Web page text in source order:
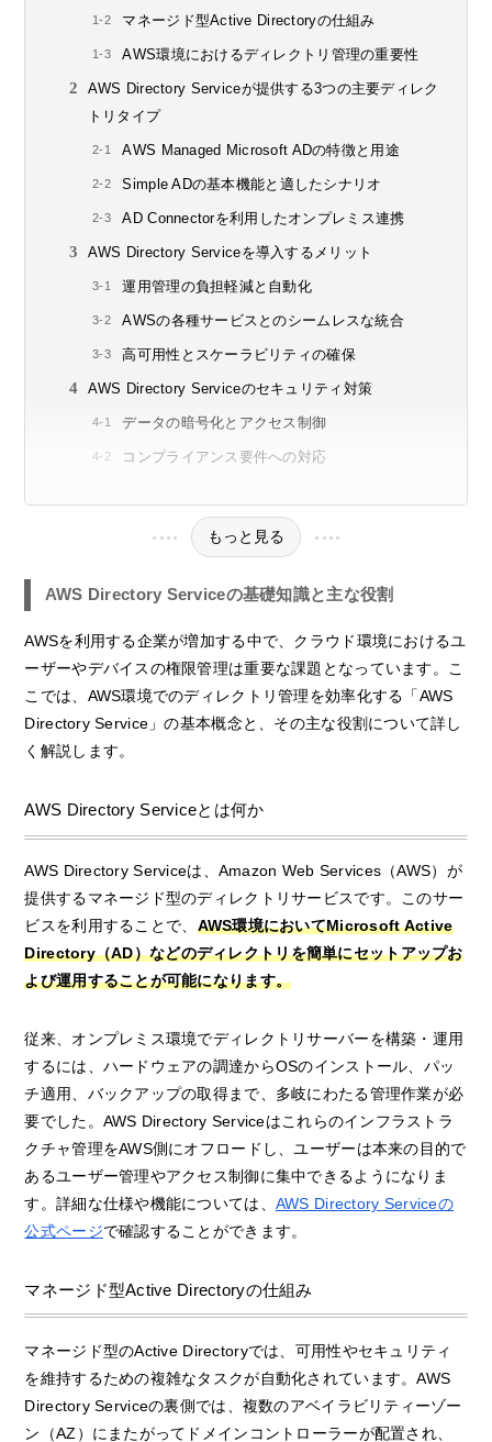
マネージド型Active Directoryの仕組み
AWS環境におけるディレクトリ管理の重要性
AWS Directory Serviceが提供する3つの主要ディレク
トリタイプ
AWS Managed Microsoft ADの特徴と用途
Simple ADの基本機能と適したシナリオ
AD Connectorを利用したオンプレミス連携
AWS Directory Serviceを導入するメリット
運用管理の負担軽減と自動化
AWSの各種サービスとのシームレスな統合
高可用性とスケーラビリティの確保
AWS Directory Serviceのセキュリティ対策
データの暗号化とアクセス制御
コンプライアンス要件への対応
もっと見る
AWS Directory Serviceの基礎知識と主な役割
AWSを利用する企業が増加する中で、クラウド環境におけるユ
ーザーやデバイスの権限管理は重要な課題となっています。こ
こでは、AWS環境でのディレクトリ管理を効率化する「AWS
Directory Service」の基本概念と、その主な役割について詳し
く解説します。
AWS Directory Serviceとは何か
AWS Directory Serviceは、Amazon Web Services（AWS）が
提供するマネージド型のディレクトリサービスです。このサー
ビスを利用することで、 AWS環境においてMicrosoft Active
Directory（AD）などのディレクトリを簡単にセットアップお
よび運用することが可能になります。
従来、オンプレミス環境でディレクトリサーバーを構築・運用
するには、ハードウェアの調達からOSのインストール、パッ
チ適用、バックアップの取得まで、多岐にわたる管理作業が必
要でした。AWS Directory Serviceはこれらのインフラストラ
クチャ管理をAWS側にオフロードし、ユーザーは本来の目的で
あるユーザー管理やアクセス制御に集中できるようになりま
す。詳細な仕様や機能については、 AWS Directory Serviceの
公式ページで確認することができます。
マネージド型Active Directoryの仕組み
マネージド型のActive Directoryでは、可用性やセキュリティ
を維持するための複雑なタスクが自動化されています。AWS
Directory Serviceの裏側では、複数のアベイラビリティーゾー
ン（AZ）にまたがってドメインコントローラーが配置され、